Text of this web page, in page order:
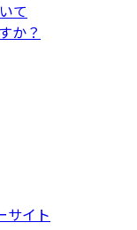
て
か？
サイト